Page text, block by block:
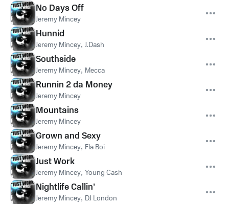
No Days Off
Jeremy Mincey
Hunnid
Jeremy Mincey, J.Dash
Southside
Jeremy Mincey, Mecca
Runnin 2 da Money
Jeremy Mincey
Mountains
Jeremy Mincey
Grown and Sexy
Jeremy Mincey, Fla Boi
Just Work
Jeremy Mincey, Young Cash
Nightlife Callin'
Jeremy Mincey, DJ London